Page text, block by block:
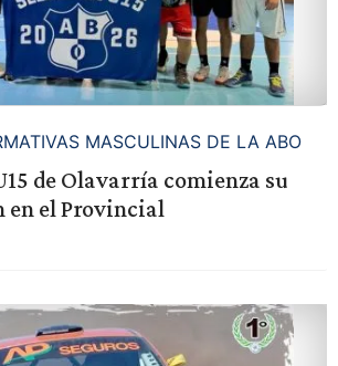
MASCULINAS DE LA ABO
de Olavarría comienza su
el Provincial